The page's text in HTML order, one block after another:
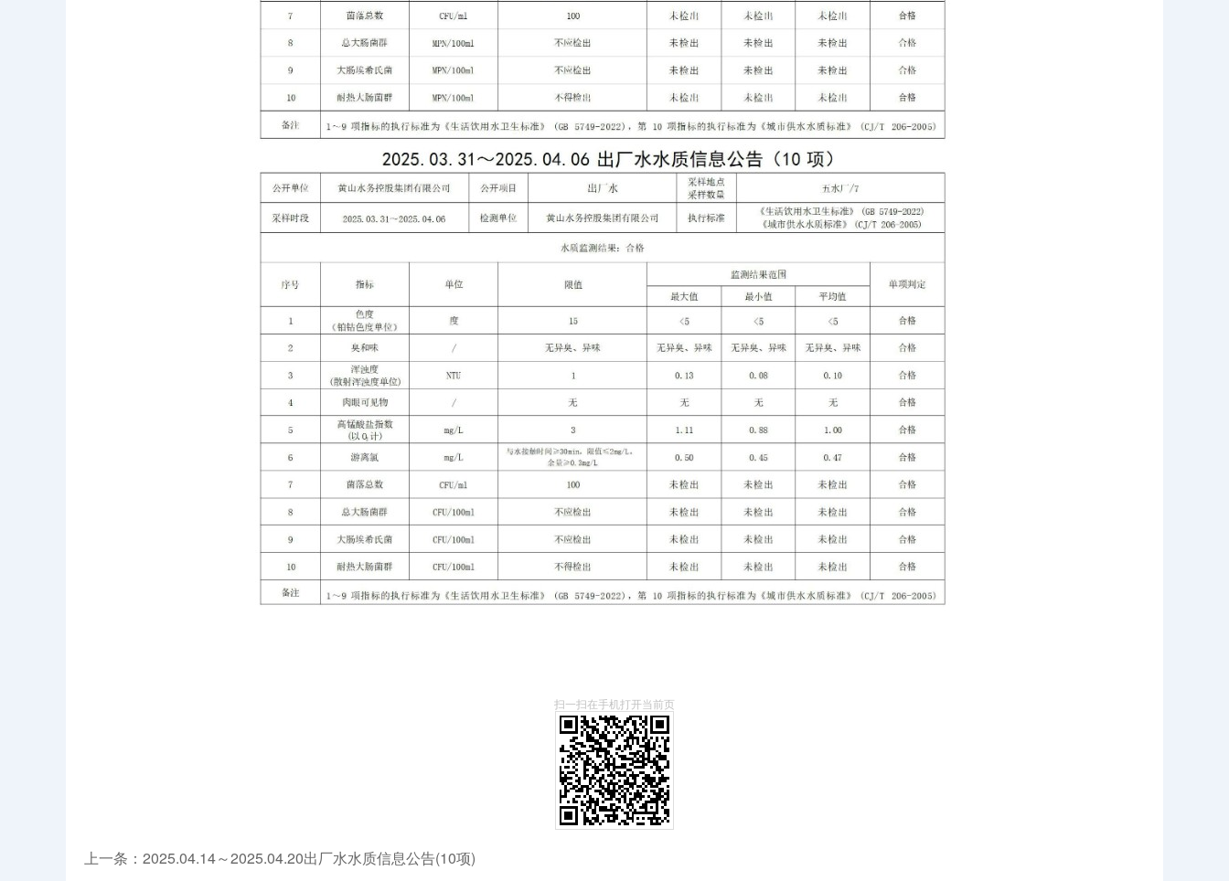
扫一扫在手机打开当前页
上一条：2025.04.14～2025.04.20出厂水水质信息公告(10项)